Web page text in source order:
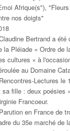
Afrique(s"), "Fleurs
nos doigts"
Bertrand a été
la Pléiade « Ordre de
cultures » à
au Domaine
Lectures le
sa fille : deux poésies
Francoeur.
en France de
du 35e marché de